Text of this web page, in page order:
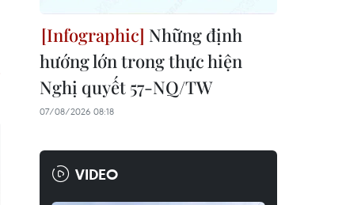
Những định
hướng lớn trong thực hiện
Nghị quyết 57-NQ/TW
07/08/2026 08:18
VIDEO